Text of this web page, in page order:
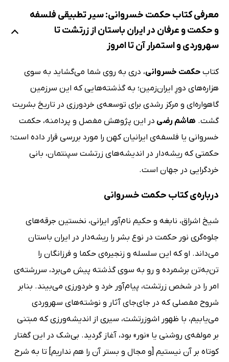
معرفی کتاب حکمت خسروانی: سیر تطبیقی فلسفه
و حکمت و عرفان در ایران باستان از زرتشت تا
سهروردی و استمرار آن تا امروز
کتاب حکمت خسروانی، دری به روی شما می‌گشاید به سوی
هزاره‌های دورِ ایران‌زمین؛‌ به گذشته‌هایی که این سرزمین
گاهواره‌ای و مرکز رشدی برای توسعه‌ی خردورزی در تاریخ بشریت
گشت. هاشم رضی در این پژوهش مفصل و پردامنه، حکمت
خسروانی یا فلسفه‌ی ایرانیان کهن را مورد بررسی قرار داده است؛
حکمتی که ریشه‌دار در اندیشه‌های زرتشت سپنتمان، بانی
خردگرایی در جهان است.
درباره‌ی کتاب حکمت خسروانی
شیخ اشراق، نابغه و حکیم نام‌آور ایرانی، نخستین جرقه‌های
جلوه‌گری نور حکمت در نوع بشر را ریشه‌دار در ایران باستان
می‌داند. او که این سلسله و زنجیره‌ی حکما و فرزانگان را
تن‌به‌تن برشمرده و رو به سوی گذشته پیش می‌برد، سررشته‌ی
امر را در شخص زرتشت، پیام‌آور خرد و خردورزی می‌بیند. بنابر
شروح مفصلی که در جای‌جای آثار و نوشته‌های سهروردی
می‌یابیم، با ظهور اشوزرتشت، سیری از اندیشه‌ورزی که مبتنی
بر مولفه‌ی روشنی یا «نور» بود، آغاز گردید. بی‌شک در این گفتار
کوتاه بر آن نیستیم [و مجال و بستر آن را هم نداریم] تا به شرح